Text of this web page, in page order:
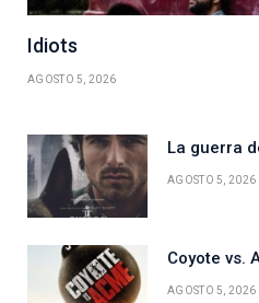
Idiots
AGOSTO 5, 2026
La guerra
AGOSTO 5, 2026
Coyote vs.
AGOSTO 5, 2026